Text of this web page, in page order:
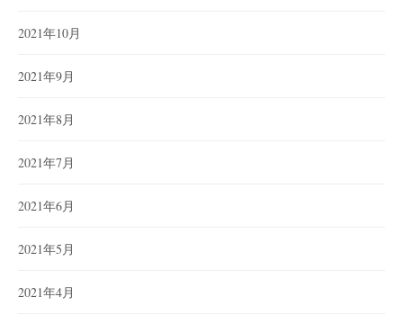
2021年10月
2021年9月
2021年8月
2021年7月
2021年6月
2021年5月
2021年4月